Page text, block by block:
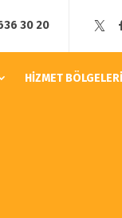
30 20
HİZMET BÖLGELERİ